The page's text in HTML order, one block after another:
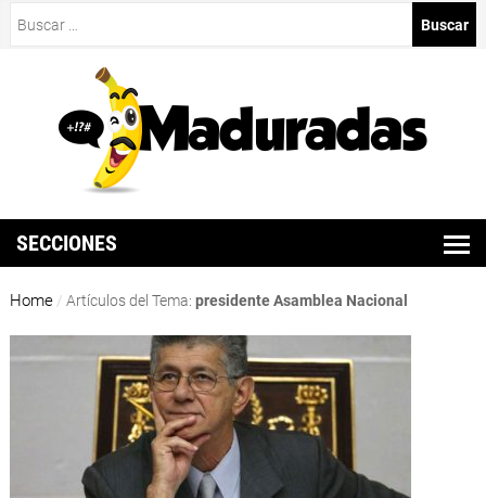
SECCIONES
Home / Artículos del Tema: presidente Asamblea Nacional